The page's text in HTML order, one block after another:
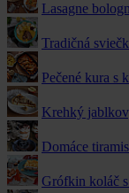
Lasagne
Tradičná
Pečené kura s
Krehký
Domáce
Grófkin koláč